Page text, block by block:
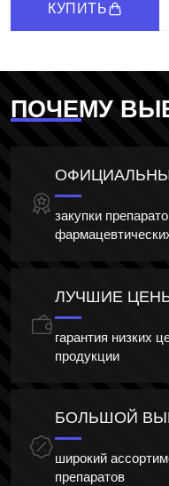
КУПИТЬ
ПОЧЕМУ
закупки
ЛУЧШИЕ
гарантия низких
продукции
БОЛЬШОЙ
широкий
препаратов